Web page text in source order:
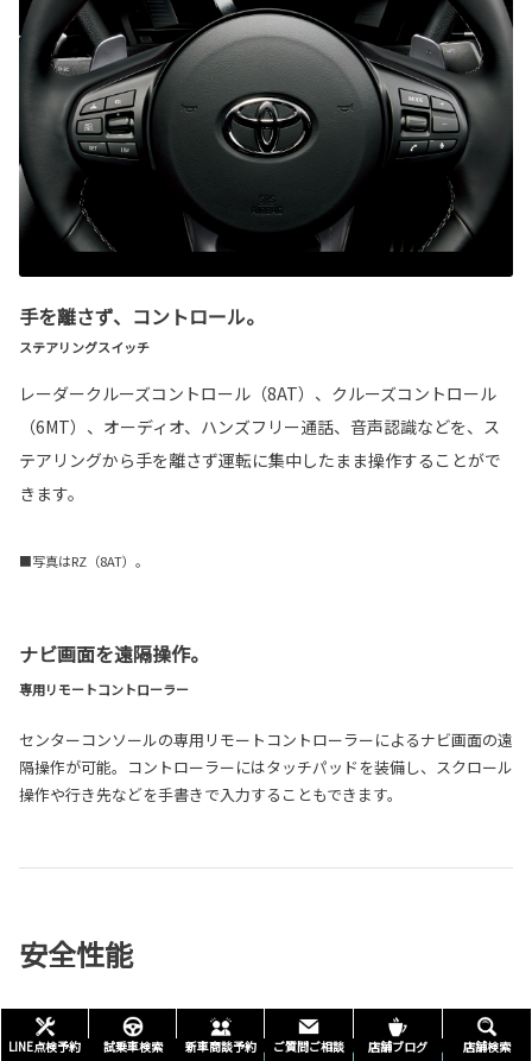
手を離さず、コントロール。
ステアリングスイッチ
レーダークルーズコントロール（8AT）、クルーズコントロール
（6MT）、オーディオ、ハンズフリー通話、音声認識などを、ス
テアリングから手を離さず運転に集中したまま操作することがで
きます。
■写真はRZ（8AT）。
ナビ画面を遠隔操作。
専用リモートコントローラー
センターコンソールの専用リモートコントローラーによるナビ画面の遠
隔操作が可能。コントローラーにはタッチパッドを装備し、スクロール
操作や行き先などを手書きで入力することもできます。
安全性能
LINE点検予約 試乗車検索 新車商談予約 ご質問ご相談 店舗ブログ 店舗検索